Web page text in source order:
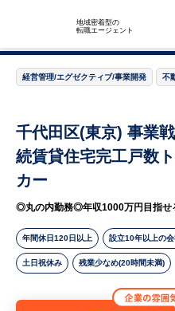
HUREX
地域密着型の
転職エージェント
経営管理/エグゼクティブ/事業開発 不
千代田区(東京) 事業
続賃貸住宅完工戸数
カー
◎丸の内勤務◎年収1000万円目指せ
年間休日120日以上 設立10年以上の
土日祝休み 残業少なめ(20時間未満)